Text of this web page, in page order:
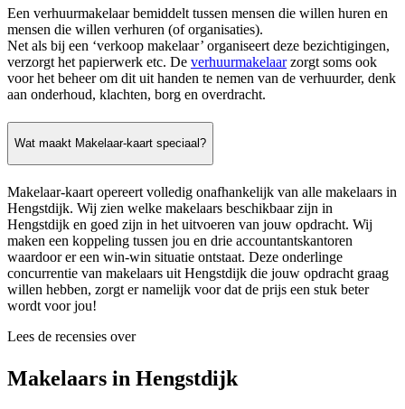
Een verhuurmakelaar bemiddelt tussen mensen die willen huren en
mensen die willen verhuren (of organisaties).
Net als bij een ‘verkoop makelaar’ organiseert deze bezichtigingen,
verzorgt het papierwerk etc. De verhuurmakelaarzorgt soms ook
voor het beheer om dit uit handen te nemen van de verhuurder, denk
aan onderhoud, klachten, borg en overdracht.
Wat maakt Makelaar-kaart speciaal?
Makelaar-kaart opereert volledig onafhankelijk van alle makelaars in
Hengstdijk. Wij zien welke makelaars beschikbaar zijn in
Hengstdijk en goed zijn in het uitvoeren van jouw opdracht. Wij
maken een koppeling tussen jou en drie accountantskantoren
waardoor er een win-win situatie ontstaat. Deze onderlinge
concurrentie van makelaars uit Hengstdijk die jouw opdracht graag
willen hebben, zorgt er namelijk voor dat de prijs een stuk beter
wordt voor jou!
Lees de recensies over
Makelaars in Hengstdijk